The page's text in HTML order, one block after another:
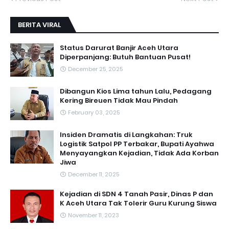
BERITA VIRAL
Status Darurat Banjir Aceh Utara
Diperpanjang: Butuh Bantuan Pusat!
December 25, 2025
Dibangun Kios Lima tahun Lalu, Pedagang
Kering Bireuen Tidak Mau Pindah
February 03, 2025
Insiden Dramatis di Langkahan: Truk
Logistik Satpol PP Terbakar, Bupati Ayahwa
Menyayangkan Kejadian, Tidak Ada Korban
Jiwa
December 11, 2025
Kejadian di SDN 4 Tanah Pasir, Dinas P dan
K Aceh Utara Tak Tolerir Guru Kurung Siswa
November 11, 2023